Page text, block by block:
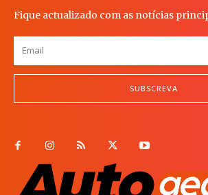
Fique actualizado com as notícias
SUBSCREVA